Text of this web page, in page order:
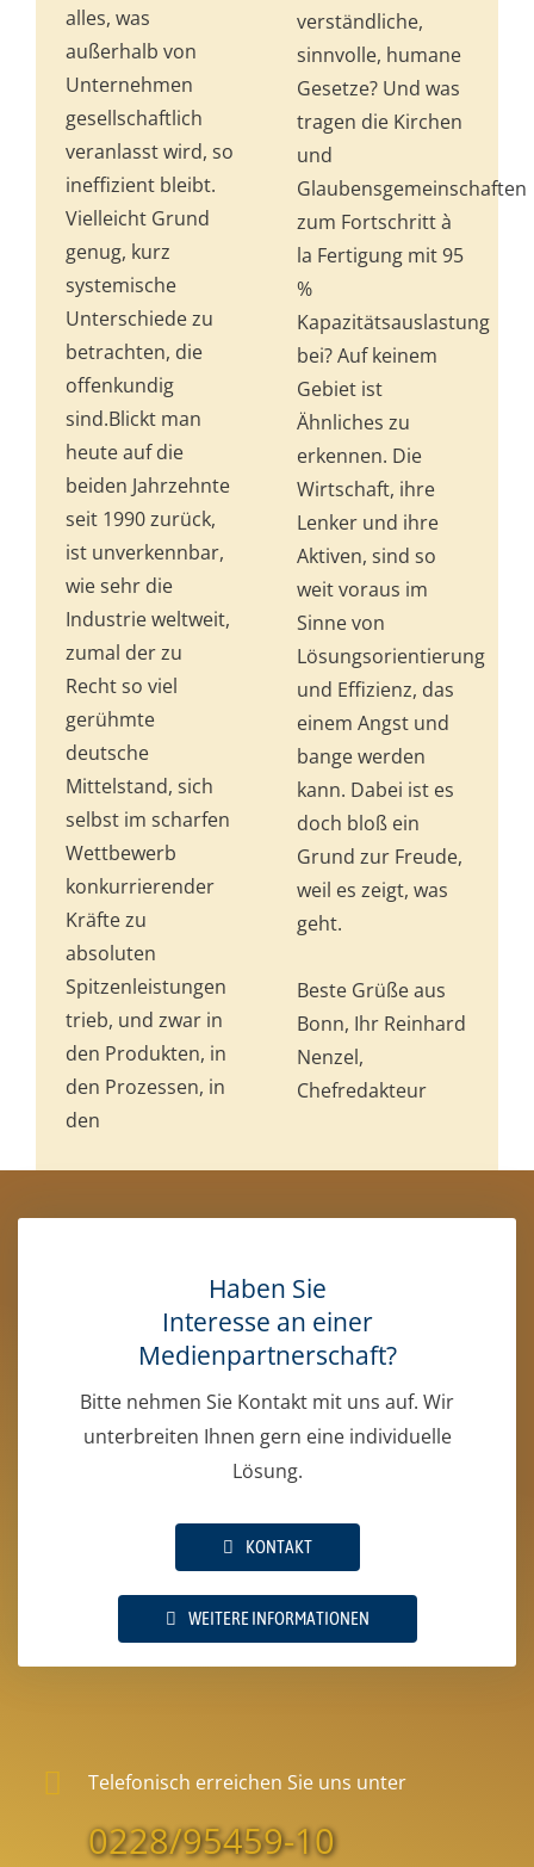
alles, was
außerhalb von
Unternehmen
gesellschaftlich
veranlasst wird, so
ineffizient bleibt.
Vielleicht Grund
genug, kurz
systemische
Unterschiede zu
betrachten, die
offenkundig
sind.Blickt man
heute auf die
beiden Jahrzehnte
seit 1990 zurück,
ist unverkennbar,
wie sehr die
Industrie weltweit,
zumal der zu
Recht so viel
gerühmte
deutsche
Mittelstand, sich
selbst im scharfen
Wettbewerb
konkurrierender
Kräfte zu
absoluten
Spitzenleistungen
trieb, und zwar in
den Produkten, in
den Prozessen, in
den
verständliche,
sinnvolle, humane
Gesetze? Und was
tragen die Kirchen
und
Glaubensgemeinschaften
zum Fortschritt à
la Fertigung mit 95
%
Kapazitätsauslastung
bei? Auf keinem
Gebiet ist
Ähnliches zu
erkennen. Die
Wirtschaft, ihre
Lenker und ihre
Aktiven, sind so
weit voraus im
Sinne von
Lösungsorientierung
und Effizienz, das
einem Angst und
bange werden
kann. Dabei ist es
doch bloß ein
Grund zur Freude,
weil es zeigt, was
geht.
Beste Grüße aus
Bonn, Ihr Reinhard
Nenzel,
Chefredakteur
Haben Sie
Interesse an einer
Medienpartnerschaft?
Bitte nehmen Sie Kontakt mit uns auf. Wir
unterbreiten Ihnen gern eine individuelle
Lösung.
KONTAKT
WEITERE INFORMATIONEN
Telefonisch erreichen Sie uns unter
0228/95459-10